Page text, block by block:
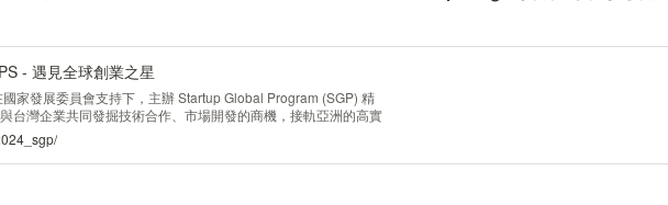
- 遇見全球創業之星
家發展委員會支持下，主辦 Startup Global Program (SGP) 精
台灣企業共同發掘技術合作、市場開發的商機，接軌亞洲的高實